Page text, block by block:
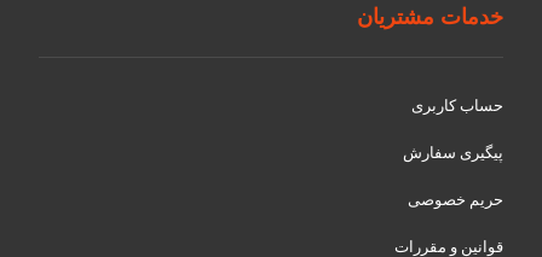
خدمات مشتریان
حساب کاربری
پیگیری سفارش
حریم خصوصی
قوانین و مقررات